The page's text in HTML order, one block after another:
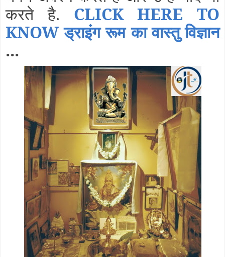
करते है. CLICK HERE TO
KNOW ड्राइंग रूम का वास्तु विज्ञान
...